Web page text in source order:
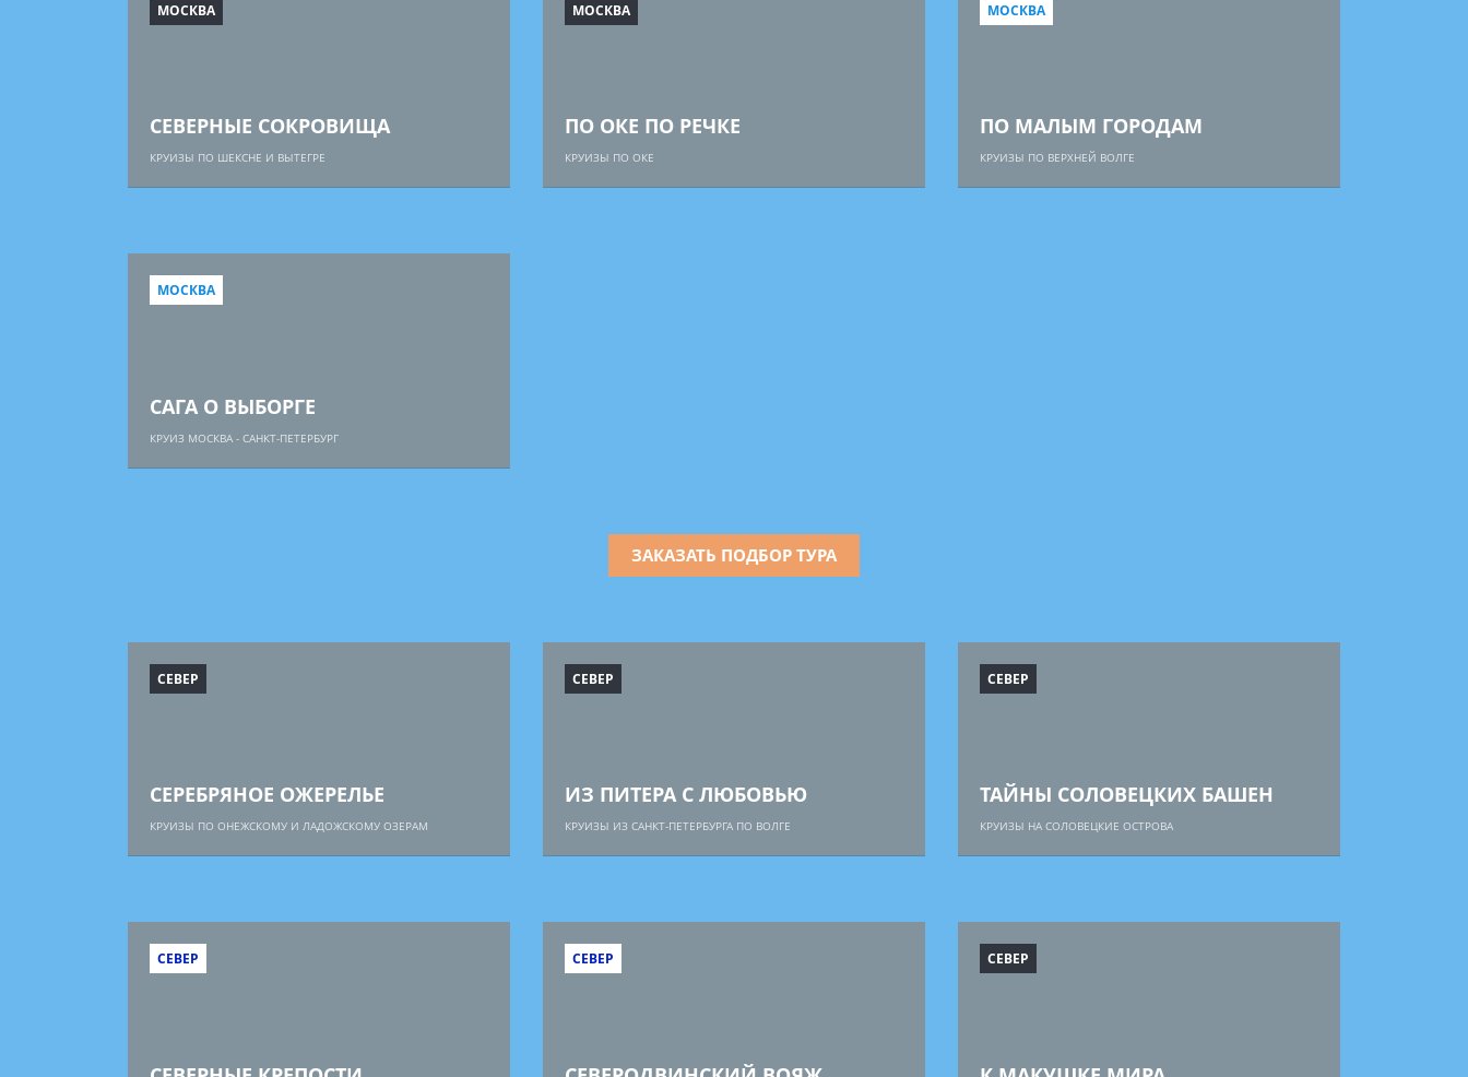
МОСКВА
СЕВЕРНЫЕ СОКРОВИЩА
КРУИЗЫ ПО ШЕКСНЕ И ВЫТЕГРЕ
МОСКВА
ПО ОКЕ ПО РЕЧКЕ
КРУИЗЫ ПО ОКЕ
МОСКВА
ПО МАЛЫМ ГОРОДАМ
КРУИЗЫ ПО ВЕРХНЕЙ ВОЛГЕ
МОСКВА
САГА О ВЫБОРГЕ
КРУИЗ МОСКВА - САНКТ-ПЕТЕРБУРГ
ЗАКАЗАТЬ ПОДБОР ТУРА
СЕВЕР
СЕРЕБРЯНОЕ ОЖЕРЕЛЬЕ
КРУИЗЫ ПО ОНЕЖСКОМУ И ЛАДОЖСКОМУ ОЗЕРАМ
СЕВЕР
ИЗ ПИТЕРА С ЛЮБОВЬЮ
КРУИЗЫ ИЗ САНКТ-ПЕТЕРБУРГА ПО ВОЛГЕ
СЕВЕР
ТАЙНЫ СОЛОВЕЦКИХ БАШЕН
КРУИЗЫ НА СОЛОВЕЦКИЕ ОСТРОВА
СЕВЕР СЕВЕР СЕВЕР